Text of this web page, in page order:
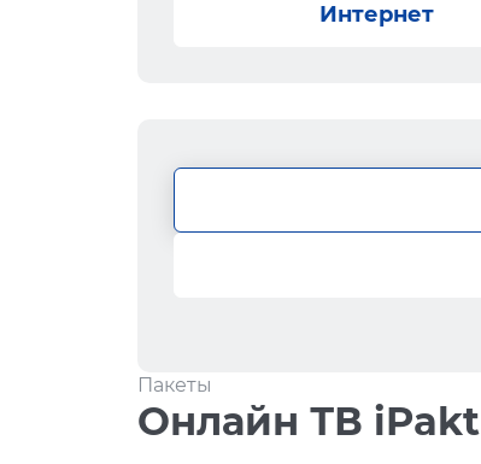
Интернет
Пакеты
Онлайн ТВ iPakt